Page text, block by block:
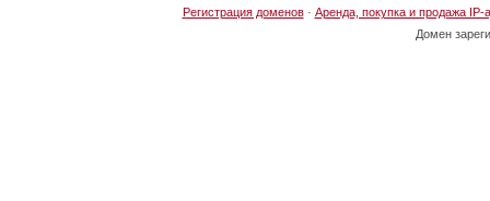
Регистрация доменов· Аренда, покупка и продажа IP-
Домен